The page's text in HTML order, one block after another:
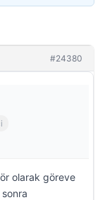
#24380
olarak göreve